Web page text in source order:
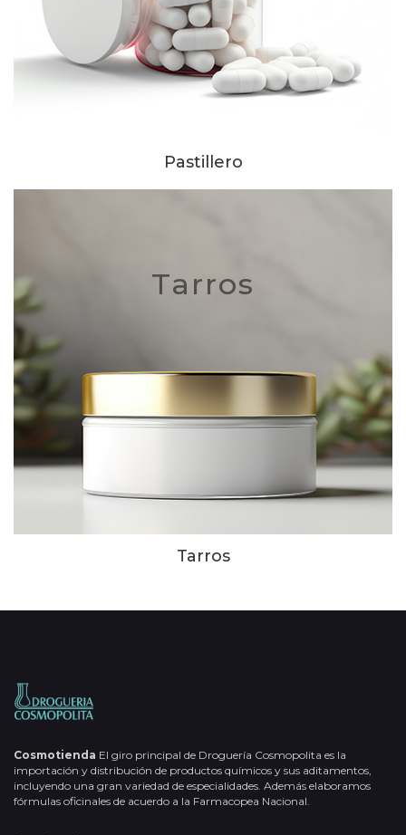
Pastillero
Tarros
Tarros
Cosmotienda El giro principal de Droguería Cosmopolita es la
importación y distribución de productos químicos y sus aditamentos,
incluyendo una gran variedad de especialidades. Además elaboramos
fórmulas oficinales de acuerdo a la Farmacopea Nacional.